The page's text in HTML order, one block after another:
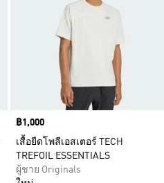
Price
฿1,000
เสื้อยืดโพลีเอสเตอร์ TECH
TREFOIL ESSENTIALS
ผู้ชาย Originals